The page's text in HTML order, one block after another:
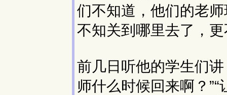
们不知道，他们的老
不知关到哪里去了，
前几日听他的学生们
师什么时候回来啊？